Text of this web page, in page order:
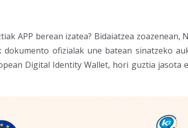
APP berean izatea? Bidaiatzea
ofizialak une batean sinatzeko
Digital Identity Wallet, hori guztia